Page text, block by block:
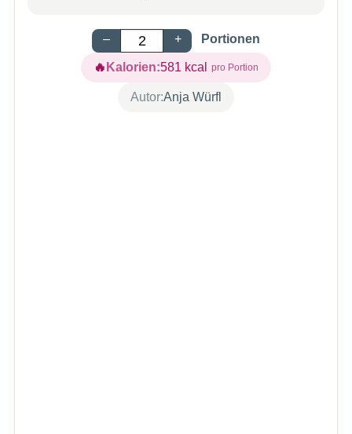
– + Portionen
Kalorien:581 kcal
Autor:Anja Würfl